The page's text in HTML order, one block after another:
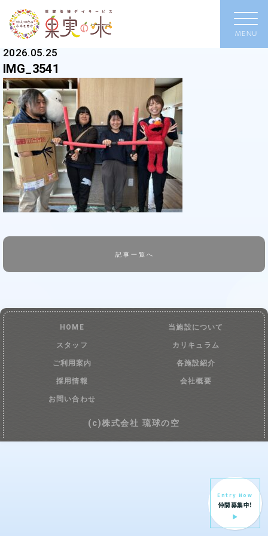
2026.05.25
IMG_3541
記事一覧へ
Entry Now
仲間募集中!
HOME 当施設について
スタッフ カリキュラム
ご利用案内 各施設紹介
採用情報 会社概要
お問い合わせ
(c)株式会社 琉球の空